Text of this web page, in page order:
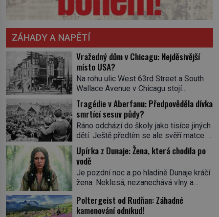
ZÁHADY A NAPĚTÍ
Vražedný dům v Chicagu: Nejděsivější
místo USA?
Na rohu ulic West 63rd Street a South
Wallace Avenue v Chicagu stojí
nenápadná pošta. Nemá žádný speciální
nápis ani pamětní desku. A přesto prý
místní zaměstnanci neradi chodí do
sklepa. Právě tady totiž sídlil sériový
vrah H. H. Holmes a také
nejpropracovanější past na lidi
v dějinách americké kriminalistiky.
Herman Webster Mudgett (1861–1896)
přijíždí […]
Tragédie v Aberfanu: Předpověděla dívka
smrtící sesuv půdy?
Ráno odchází do školy jako tisíce jiných
dětí. Ještě předtím se ale svěří matce s
podivným snem. Ve škole, kterou dobře
zná, tentokrát nevidí budovu ani
spolužáky. Místo nich se před ní tyčí
cosi temného. O několik hodin později je
mrtvá. Mohla devítiletá Zahlédla vlastní
vesnice Aberfan […]
Upírka z Dunaje: Žena, která chodila po
vodě
Je pozdní noc a po hladině Dunaje kráčí
žena. Neklesá, nezanechává vlny a
pod ní byla dlažbou. Muž, který ji z
břehu pozoruje, ji údajně poznává, jenže
Poltergeist od Rudňan: Záhadné
kamenování odnikud!